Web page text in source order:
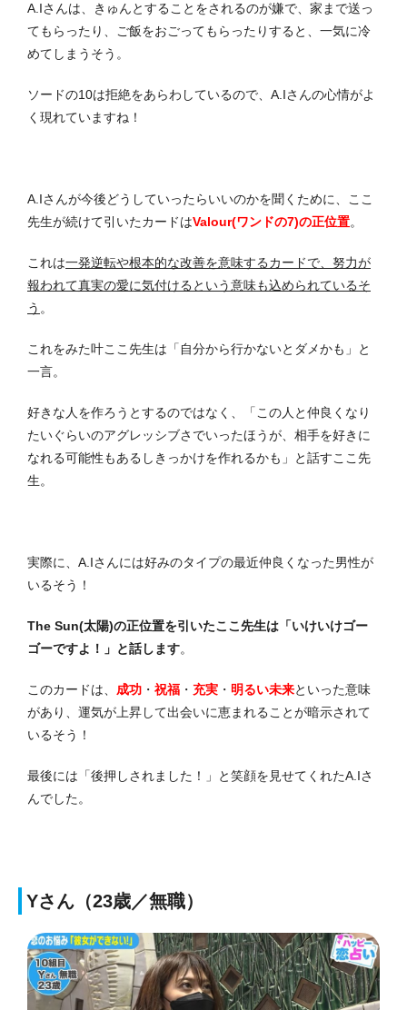
A.Iさんは、きゅんとすることをされるのが嫌で、家まで送っ
てもらったり、ご飯をおごってもらったりすると、一気に冷
めてしまうそう。
ソードの10は拒絶をあらわしているので、A.Iさんの心情がよ
く現れていますね！
A.Iさんが今後どうしていったらいいのかを聞くために、ここ
先生が続けて引いたカードはValour(ワンドの7)の正位置。
これは一発逆転や根本的な改善を意味するカードで、努力が
報われて真実の愛に気付けるという意味も込められているそ
う 。
これをみた叶ここ先生は「自分から行かないとダメかも」と
一言。
好きな人を作ろうとするのではなく、「この人と仲良くなり
たいぐらいのアグレッシブさでいったほうが、相手を好きに
なれる可能性もあるしきっかけを作れるかも」と話すここ先
生。
実際に、A.Iさんには好みのタイプの最近仲良くなった男性が
いるそう！
The Sun(太陽)の正位置を引いたここ先生は「いけいけゴー
ゴーですよ！」と話します。
このカードは、 成功 ・ 祝福 ・ 充実 ・ 明るい未来といった意味
があり、運気が上昇して出会いに恵まれることが暗示されて
いるそう！
最後には「後押しされました！」と笑顔を見せてくれたA.Iさ
んでした。
Yさん（23歳／無職）